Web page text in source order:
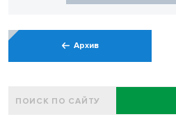
Архив